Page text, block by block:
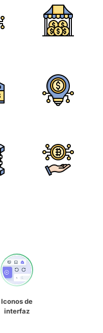
Iconos de
interfaz